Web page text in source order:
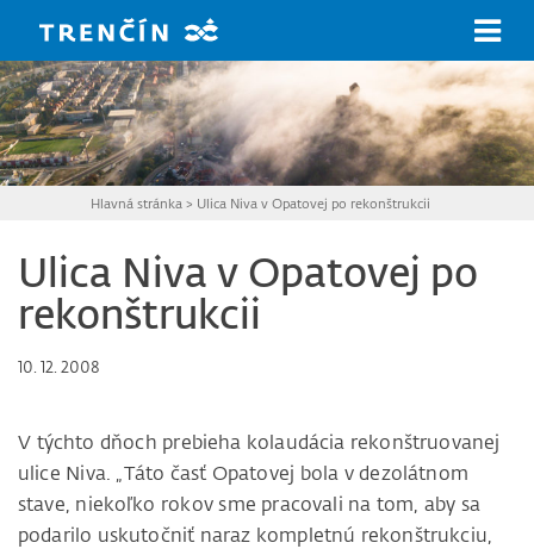
Hlavná stránka > Ulica Niva v Opatovej po rekonštrukcii
Ulica Niva v Opatovej po
rekonštrukcii
10. 12. 2008
V týchto dňoch prebieha kolaudácia rekonštruovanej
ulice Niva. „Táto časť Opatovej bola v dezolátnom
stave, niekoľko rokov sme pracovali na tom, aby sa
podarilo uskutočniť naraz kompletnú rekonštrukciu,